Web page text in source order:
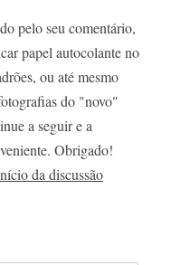
pelo seu comentário,
papel autocolante no
ou até mesmo
do "novo"
a seguir e a
Obrigado!
da discussão